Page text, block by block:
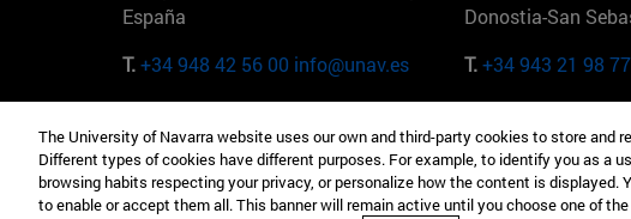
España
T.+34 948 42 56 00 info@unav.es
Donostia-San
T.+34 943 21 98 77
Camino del Cerro Águila 3 28023
Madrid España
165 W 57th St
EE.UU
The University of Navarra website uses our own and third-party cookies to store and
Different types of cookies have different purposes. For example, to identify you as a
browsing habits respecting your privacy, or personalize how the content is displayed.
to enable or accept them all. This banner will remain active until you choose one of